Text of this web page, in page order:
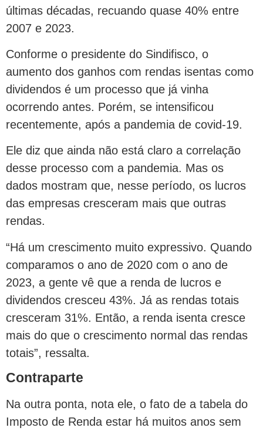
últimas décadas, recuando quase 40% entre
2007 e 2023.
Conforme o presidente do Sindifisco, o
aumento dos ganhos com rendas isentas como
dividendos é um processo que já vinha
ocorrendo antes. Porém, se intensificou
recentemente, após a pandemia de covid-19.
Ele diz que ainda não está claro a correlação
desse processo com a pandemia. Mas os
dados mostram que, nesse período, os lucros
das empresas cresceram mais que outras
rendas.
“Há um crescimento muito expressivo. Quando
comparamos o ano de 2020 com o ano de
2023, a gente vê que a renda de lucros e
dividendos cresceu 43%. Já as rendas totais
cresceram 31%. Então, a renda isenta cresce
mais do que o crescimento normal das rendas
totais”, ressalta.
Contraparte
Na outra ponta, nota ele, o fato de a tabela do
Imposto de Renda estar há muitos anos sem